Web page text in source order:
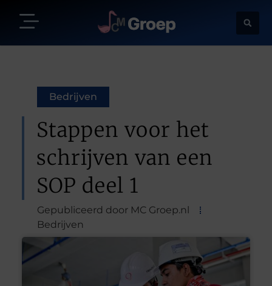
Bedrijven
Stappen voor het
schrijven van een
SOP deel 1
Gepubliceerd door MC Groep.nl
Bedrijven